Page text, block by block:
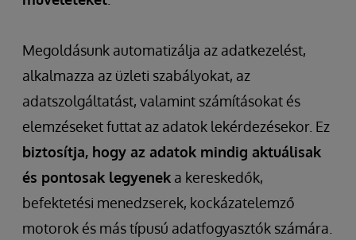
Megoldásunk automatizálja az adatkezelést,
alkalmazza az üzleti szabályokat, az
adatszolgáltatást, valamint számításokat és
elemzéseket futtat az adatok lekérdezésekor. Ez
biztosítja, hogy az adatok mindig aktuálisak
és pontosak legyenek a kereskedők,
befektetési menedzserek, kockázatelemző
motorok és más típusú adatfogyasztók számára.